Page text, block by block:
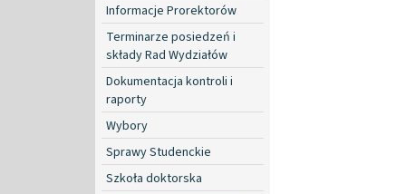
Informacje Prorektorów
Terminarze posiedzeń i
składy Rad Wydziałów
Dokumentacja kontroli i
raporty
Wybory
Sprawy Studenckie
Szkoła doktorska